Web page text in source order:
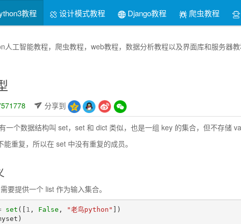
教程 设计模式教程 Django教程 爬虫教程
人工智能教程，爬虫教程，web教程，数据分析教程以及界面库和服务器
分享到
一个数据结构叫 set，set 和 dict 类似，也是一组 key 的集合，但不存储
能重复，所以在 set 中没有重复的成员。
要提供一个 list 作为输入集合。
set ([ 1 , False , "老鸟python" ])
)